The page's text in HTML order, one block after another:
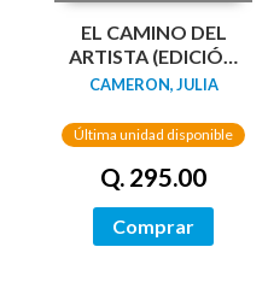
EL CAMINO DEL
ARTISTA (EDICIÓN
ESPECIAL EN TAPA
CAMERON, JULIA
Última unidad disponible
Q. 295.00
Comprar